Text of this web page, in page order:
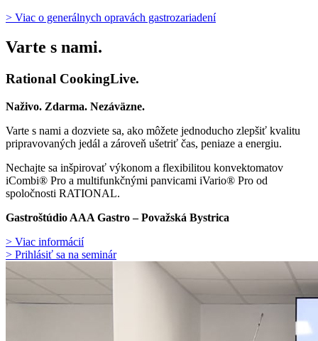
> Viac o generálnych opravách gastrozariadení
Varte s nami.
Rational CookingLive​.
Naživo. Zdarma. Nezáväzne.
Varte s nami a dozviete sa, ako môžete jednoducho zlepšiť kvalitu
pripravovaných jedál a zároveň ušetriť čas, peniaze a energiu.
Nechajte sa inšpirovať výkonom a flexibilitou konvektomatov
iCombi® Pro a multifunkčnými panvicami iVario® Pro od
spoločnosti RATIONAL.
Gastroštúdio AAA Gastro – Považská Bystrica
> Viac informácií
> Prihlásiť sa na seminár